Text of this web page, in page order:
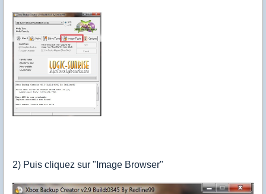
2) Puis cliquez sur "Image Browser"